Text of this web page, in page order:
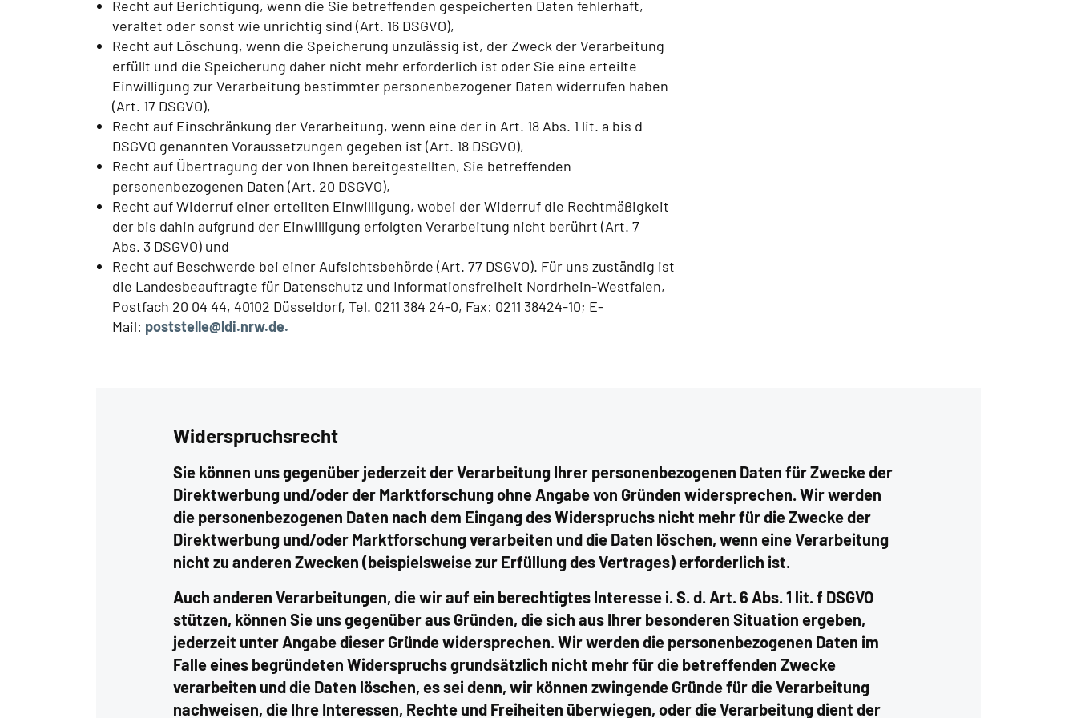
Recht auf Berichtigung, wenn die Sie betreffenden gespeicherten Daten fehlerhaft,
veraltet oder sonst wie unrichtig sind (Art. 16 DSGVO),
Recht auf Löschung, wenn die Speicherung unzulässig ist, der Zweck der Verarbeitung
erfüllt und die Speicherung daher nicht mehr erforderlich ist oder Sie eine erteilte
Einwilligung zur Verarbeitung bestimmter personenbezogener Daten widerrufen haben
(Art. 17 DSGVO),
Recht auf Einschränkung der Verarbeitung, wenn eine der in Art. 18 Abs. 1 lit. a bis d
DSGVO genannten Voraussetzungen gegeben ist (Art. 18 DSGVO),
Recht auf Übertragung der von Ihnen bereitgestellten, Sie betreffenden
personenbezogenen Daten (Art. 20 DSGVO),
Recht auf Widerruf einer erteilten Einwilligung, wobei der Widerruf die Rechtmäßigkeit
der bis dahin aufgrund der Einwilligung erfolgten Verarbeitung nicht berührt (Art. 7
Abs. 3 DSGVO) und
Recht auf Beschwerde bei einer Aufsichtsbehörde (Art. 77 DSGVO). Für uns zuständig ist
die Landesbeauftragte für Datenschutz und Informationsfreiheit Nordrhein-Westfalen,
Postfach 20 04 44, 40102 Düsseldorf, Tel. 0211 384 24-0, Fax: 0211 38424-10; E-
Mail: poststelle@ldi.nrw.de.
Widerspruchsrecht
Sie können uns gegenüber jederzeit der Verarbeitung Ihrer personenbezogenen Daten für Zwecke der
Direktwerbung und/oder der Marktforschung ohne Angabe von Gründen widersprechen. Wir werden
die personenbezogenen Daten nach dem Eingang des Widerspruchs nicht mehr für die Zwecke der
Direktwerbung und/oder Marktforschung verarbeiten und die Daten löschen, wenn eine Verarbeitung
nicht zu anderen Zwecken (beispielsweise zur Erfüllung des Vertrages) erforderlich ist.
Auch anderen Verarbeitungen, die wir auf ein berechtigtes Interesse i. S. d. Art. 6 Abs. 1 lit. f DSGVO
stützen, können Sie uns gegenüber aus Gründen, die sich aus Ihrer besonderen Situation ergeben,
jederzeit unter Angabe dieser Gründe widersprechen. Wir werden die personenbezogenen Daten im
Falle eines begründeten Widerspruchs grundsätzlich nicht mehr für die betreffenden Zwecke
verarbeiten und die Daten löschen, es sei denn, wir können zwingende Gründe für die Verarbeitung
nachweisen, die Ihre Interessen, Rechte und Freiheiten überwiegen, oder die Verarbeitung dient der